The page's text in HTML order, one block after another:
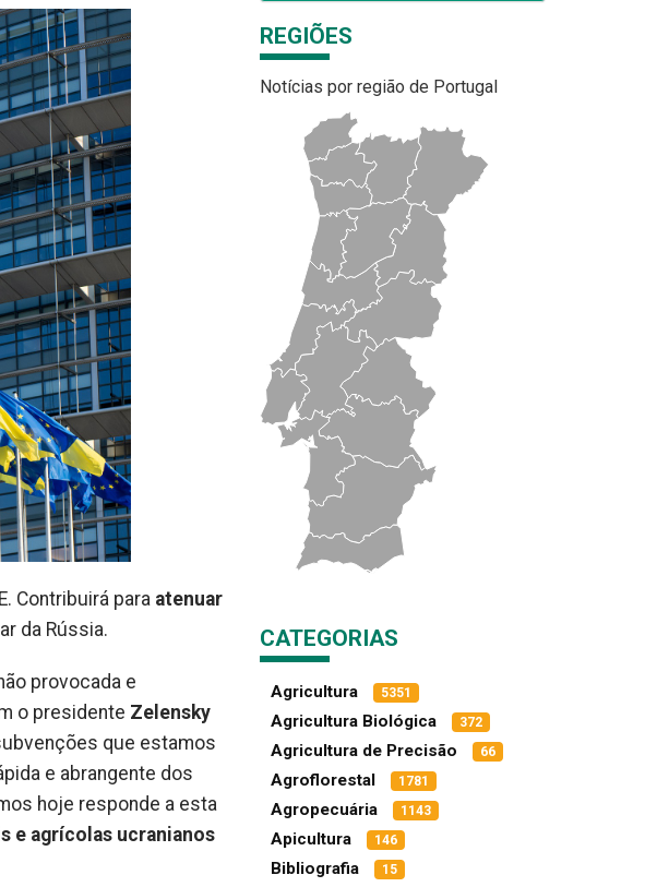
Contribuirá para atenuar
da Rússia.
provocada e
o presidente Zelensky
que estamos
e abrangente dos
hoje responde a esta
e agrícolas ucranianos
REGIÕES
Notícias por região de Portugal
CATEGORIAS
Agricultura 5351
Agricultura Biológica 372
Agricultura de Precisão 66
Agroflorestal 1781
Agropecuária 1143
Apicultura 146
Bibliografia 15